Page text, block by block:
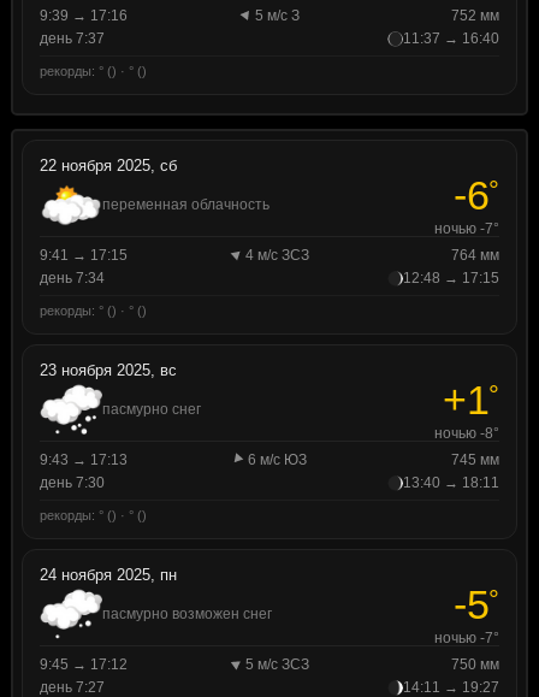
9:39 → 17:16
5 м/с З
752 мм
день 7:37
11:37 → 16:40
рекорды: ° () · ° ()
22 ноября 2025, сб
переменная облачность -6°
ночью -7°
9:41 → 17:15
4 м/с ЗСЗ
764 мм
день 7:34
12:48 → 17:15
рекорды: ° () · ° ()
23 ноября 2025, вс
пасмурно снег +1°
ночью -8°
9:43 → 17:13
6 м/с ЮЗ
745 мм
день 7:30
13:40 → 18:11
рекорды: ° () · ° ()
24 ноября 2025, пн
пасмурно возможен снег -5°
ночью -7°
9:45 → 17:12
5 м/с ЗСЗ
750 мм
день 7:27
14:11 → 19:27